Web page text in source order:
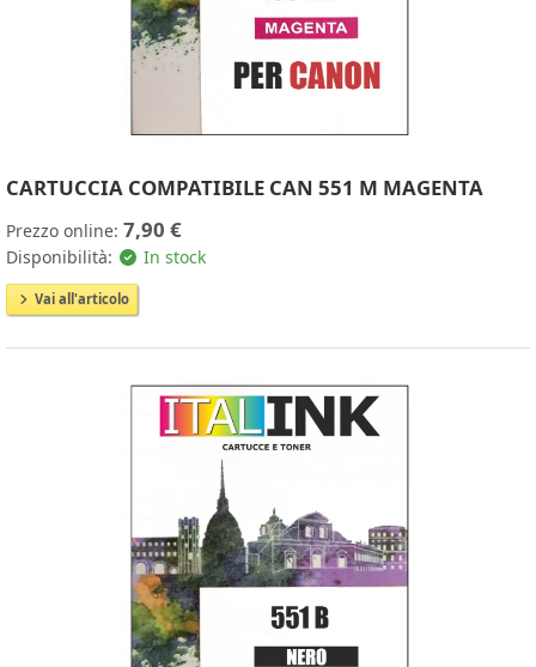
CARTUCCIA COMPATIBILE CAN 551 M MAGENTA
Prezzo online: 7,90 €
Disponibilità: In stock
Vai all'articolo